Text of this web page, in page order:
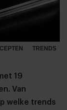
TRENDS
19
Van
welke trends